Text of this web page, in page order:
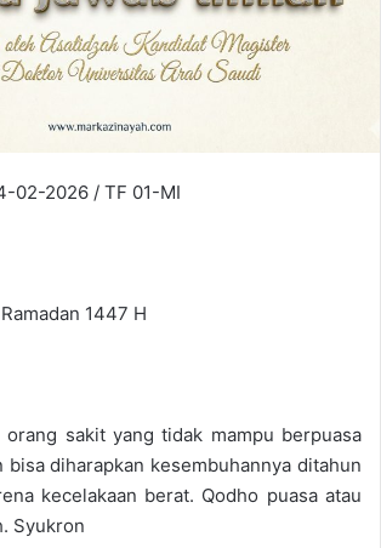
i
l
02-2026 / TF 01-MI
1447 H
orang sakit yang tidak mampu berpuasa
bisa diharapkan kesembuhannya ditahun
kecelakaan berat. Qodho puasa atau
Syukron